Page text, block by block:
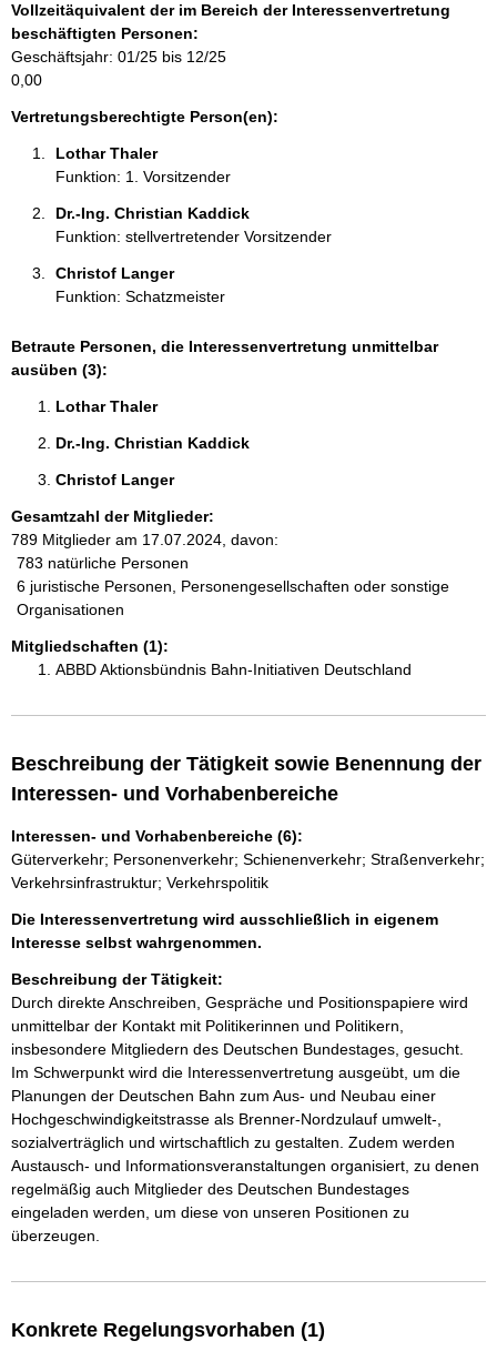
i
o
n
e
n
Vollzeitäquivalent der im Bereich der Interessenvertretung
beschäftigten Personen:
Geschäftsjahr: 01/25 bis 12/25
0,00
Vertretungsberechtigte Person(en):
Lothar Thaler
Funktion: 1. Vorsitzender
Dr.-Ing. Christian Kaddick
Funktion: stellvertretender Vorsitzender
Christof Langer
Funktion: Schatzmeister
Betraute Personen, die Interessenvertretung unmittelbar
ausüben (3):
Lothar Thaler
Dr.-Ing. Christian Kaddick
Christof Langer
Gesamtzahl der Mitglieder:
789 Mitglieder am 17.07.2024, davon:
783 natürliche Personen
6 juristische Personen, Personengesellschaften oder sonstige
Organisationen
Mitgliedschaften (1):
ABBD Aktionsbündnis Bahn-Initiativen Deutschland
Beschreibung der Tätigkeit sowie Benennung der
Interessen- und Vorhabenbereiche
Interessen- und Vorhabenbereiche (6):
Güterverkehr; Personenverkehr; Schienenverkehr; Straßenverkehr;
Verkehrsinfrastruktur; Verkehrspolitik
Die Interessenvertretung wird ausschließlich in eigenem
Interesse selbst wahrgenommen.
Beschreibung der Tätigkeit:
Durch direkte Anschreiben, Gespräche und Positionspapiere wird
unmittelbar der Kontakt mit Politikerinnen und Politikern,
insbesondere Mitgliedern des Deutschen Bundestages, gesucht.
Im Schwerpunkt wird die Interessenvertretung ausgeübt, um die
Planungen der Deutschen Bahn zum Aus- und Neubau einer
Hochgeschwindigkeitstrasse als Brenner-Nordzulauf umwelt-,
sozialverträglich und wirtschaftlich zu gestalten. Zudem werden
Austausch- und Informationsveranstaltungen organisiert, zu denen
regelmäßig auch Mitglieder des Deutschen Bundestages
eingeladen werden, um diese von unseren Positionen zu
überzeugen.
Konkrete Regelungsvorhaben (1)